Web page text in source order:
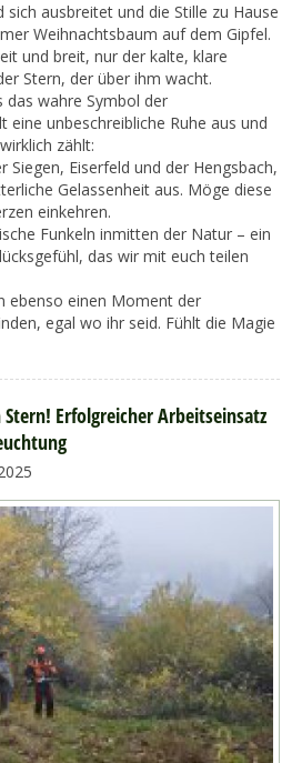
ausbreitet und die Stille zu Hause
Weihnachtsbaum auf dem Gipfel.
und breit, nur der kalte, klare
Stern, der über ihm wacht.
das wahre Symbol der
eine unbeschreibliche Ruhe aus und
zählt:
Siegen, Eiserfeld und der Hengsbach,
Gelassenheit aus. Möge diese
einkehren.
Funkeln inmitten der Natur – ein
das wir mit euch teilen
ebenso einen Moment der
egal wo ihr seid. Fühlt die Magie
Erfolgreicher Arbeitseinsatz